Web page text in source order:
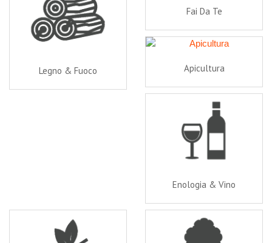
Legno & Fuoco
Fai Da Te
Apicultura
Enologia & Vino